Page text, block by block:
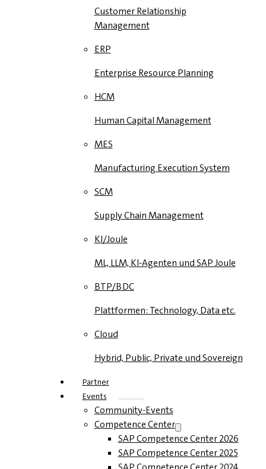
Customer Relationship
Management
ERP
Enterprise Resource Planning
HCM
Human Capital Management
MES
Manufacturing Execution System
SCM
Supply Chain Management
KI/Joule
ML, LLM, KI-Agenten und SAP Joule
BTP/BDC
Plattformen: Technology, Data etc.
Cloud
Hybrid, Public, Private und Sovereign
Partner
Events
Community-Events
Competence Center
SAP Competence Center 2026
SAP Competence Center 2025